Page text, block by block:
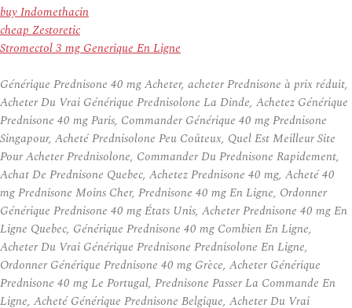
buy Indomethacin
cheap Zestoretic
Stromectol 3 mg Generique En Ligne
Générique Prednisone 40 mg Acheter, acheter Prednisone à prix réduit,
Acheter Du Vrai Générique Prednisolone La Dinde, Achetez Générique
Prednisone 40 mg Paris, Commander Générique 40 mg Prednisone
Singapour, Acheté Prednisolone Peu Coûteux, Quel Est Meilleur Site
Pour Acheter Prednisolone, Commander Du Prednisone Rapidement,
Achat De Prednisone Quebec, Achetez Prednisone 40 mg, Acheté 40
mg Prednisone Moins Cher, Prednisone 40 mg En Ligne, Ordonner
Générique Prednisone 40 mg États Unis, Acheter Prednisone 40 mg En
Ligne Quebec, Générique Prednisone 40 mg Combien En Ligne,
Acheter Du Vrai Générique Prednisone Prednisolone En Ligne,
Ordonner Générique Prednisone 40 mg Grèce, Acheter Générique
Prednisone 40 mg Le Portugal, Prednisone Passer La Commande En
Ligne, Acheté Générique Prednisone Belgique, Acheter Du Vrai